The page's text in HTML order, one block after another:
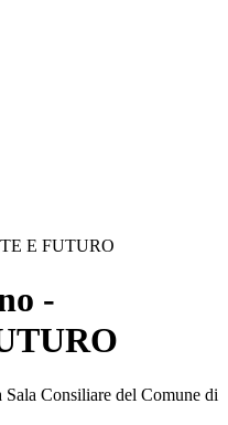
E FUTURO
-
Consiliare del Comune di